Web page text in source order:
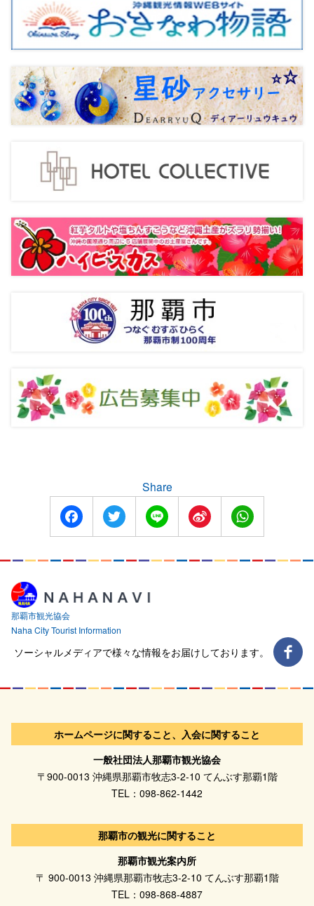
ー
ジ
送
り
Share
FacebookTwitter Line
Sina
Weibo
WhatsApp
那覇市観光協会
Naha City Tourist Information
ソーシャルメディアで様々な情報をお届けしております。
ホームページに関すること、入会に関すること
一般社団法人那覇市観光協会
〒900-0013 沖縄県那覇市牧志3-2-10 てんぶす那覇1階
TEL：098-862-1442
那覇市の観光に関すること
那覇市観光案内所
〒 900-0013 沖縄県那覇市牧志3-2-10 てんぶす那覇1階
TEL：098-868-4887